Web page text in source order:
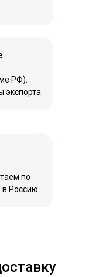
РФ).
экспорта
по
в Россию